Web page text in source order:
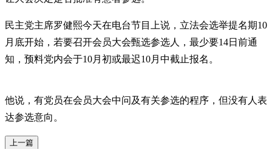
民主党主席罗健熙今天在电台节目上说，立法会选举提名期10
月底开始，若要召开会员大会甄选参选人，最少要14日前通
知，预料党内会于10月初或最迟10月中截止报名。
他说，有党员在会员大会中问及有关参选的程序，但没有人表
达参选意向。
上一篇